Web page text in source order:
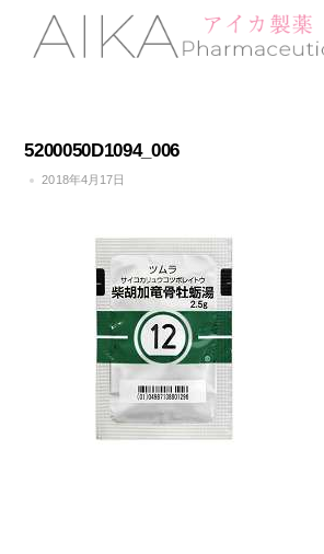
content
5200050D1094_006
2018年4月17日